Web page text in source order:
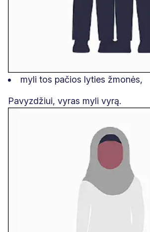
myli tos pačios lyties žmonės,
Pavyzdžiui, vyras myli vyrą.